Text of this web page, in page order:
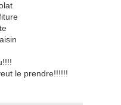
le prendre!!!!!!